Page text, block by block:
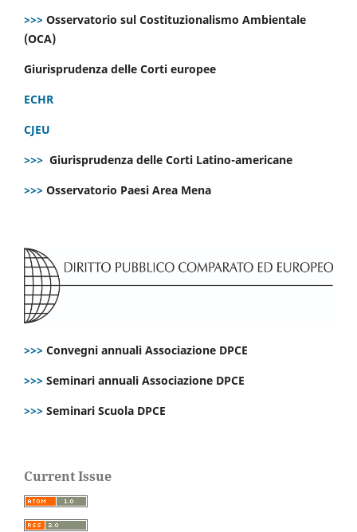
>>> Osservatorio sul Costituzionalismo Ambientale
(OCA)
Giurisprudenza delle Corti europee
ECHR
CJEU
>>> Giurisprudenza delle Corti Latino-americane
>>> Osservatorio Paesi Area Mena
>>> Convegni annuali Associazione DPCE
>>> Seminari annuali Associazione DPCE
>>> Seminari Scuola DPCE
Current Issue